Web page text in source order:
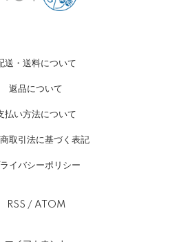
送・送料について
返品について
払い方法について
取引法に基づく表記
イバシーポリシー
RSS / ATOM